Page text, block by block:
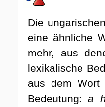
Die
eine ähnliche
mehr, aus
lexikalische
aus dem Wort
Bedeutung:a